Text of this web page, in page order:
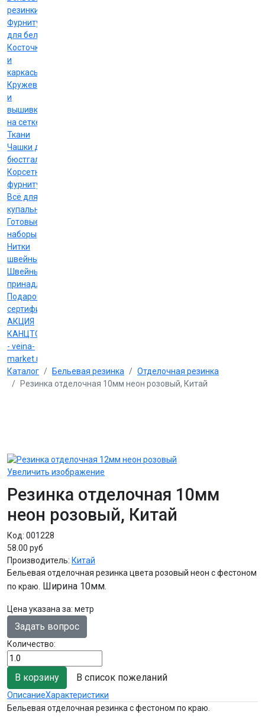
резинки
Фурнитура
для белья
Косточки
и
каркасы
Кружево
и
вышивка
на сетке
Ткани
Чашки для
бюстгальтеров
Корсетная
фурнитура
Всё для
купальников
Готовые
наборы
Нитки
швейные
Швейные
принадлежности
Подарочные
сертификаты
АКЦИЯ
КАНЦТОВАРЫ
- veina-
market.ru
Каталог
Бельевая резинка
Отделочная резинка
Резинка отделочная 10мм неон розовый, Китай
Увеличить изображение
Резинка отделочная 10мм
неон розовый, Китай
Код: 001228
58.00 руб
Производитель: Китай
Бельевая отделочная резинка цвета розовый неон с фестоном
по краю. Ширина 10мм.
Цена указана за: метр
Задать вопрос
Количество:
В список пожеланий
ОписаниеХарактеристики
Бельевая отделочная резинка с фестоном по краю.